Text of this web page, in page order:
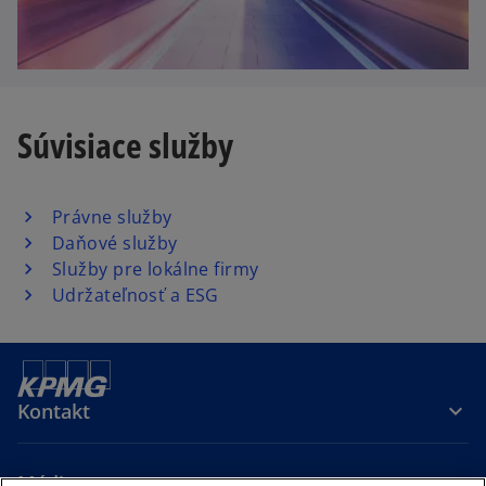
Súvisiace služby
Právne služby
Daňové služby
Služby pre lokálne firmy
Udržateľnosť a ESG
Kontakt